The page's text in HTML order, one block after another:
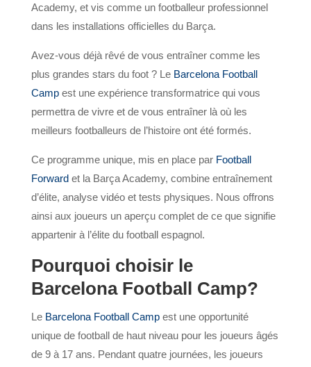
Academy, et vis comme un footballeur professionnel
dans les installations officielles du Barça.
Avez-vous déjà rêvé de vous entraîner comme les
plus grandes stars du foot ? Le Barcelona Football
Campest une expérience transformatrice qui vous
permettra de vivre et de vous entraîner là où les
meilleurs footballeurs de l’histoire ont été formés.
Ce programme unique, mis en place par Football
Forwardet la Barça Academy, combine entraînement
d’élite, analyse vidéo et tests physiques. Nous offrons
ainsi aux joueurs un aperçu complet de ce que signifie
appartenir à l’élite du football espagnol.
Pourquoi choisir le
Barcelona Football Camp?
Le Barcelona Football Campest une opportunité
unique de football de haut niveau pour les joueurs âgés
de 9 à 17 ans. Pendant quatre journées, les joueurs